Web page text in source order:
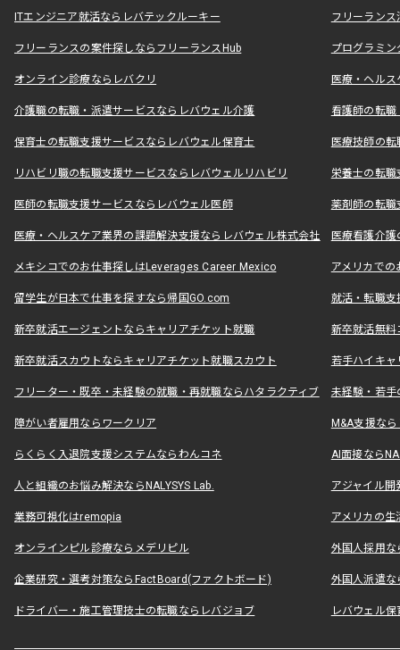
ITエンジニア就活ならレバテックルーキー フリーラン
フリーランスの案件探しならフリーランスHub プログラミ
オンライン診療ならレバクリ 医療・ヘル
介護職の転職・派遣サービスならレバウェル介護 看護師の転
保育士の転職支援サービスならレバウェル保育士 医療技師の
リハビリ職の転職支援サービスならレバウェルリハビリ 栄養士の転
医師の転職支援サービスならレバウェル医師 薬剤師の転
医療・ヘルスケア業界の課題解決支援ならレバウェル株式会社 医療看護介
メキシコでのお仕事探しはLeverages Career Mexico アメリカで
留学生が日本で仕事を探すなら帰国GO.com 就活・転職
新卒就活エージェントならキャリアチケット就職 新卒就活無料
新卒就活スカウトならキャリアチケット就職スカウト 若手ハイキ
フリーター・既卒・未経験の就職・再就職ならハタラクティブ 未経験・若手
障がい者雇用ならワークリア M&A支援な
らくらく入退院支援システムならわんコネ AI面接なら
人と組織のお悩み解決ならNALYSYS Lab. アジャイル
業務可視化はremopia アメリカの
オンラインピル診療ならメデリピル 外国人採用
企業研究・選考対策ならFactBoard(ファクトボード) 外国人派遣な
ドライバー・施工管理技士の転職ならレバジョブ レバウェル